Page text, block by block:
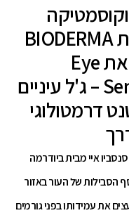
מצרפת BIODERMA
משיק את Eye
Sensibio – ג'ל עיניים
דרמטולוגי
איי מבית ביודרמה
הסבילות של העור באזור
את עמידותו בפני גורמים